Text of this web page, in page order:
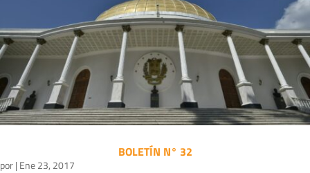
BOLETÍN N° 32
por| Ene 23, 2017